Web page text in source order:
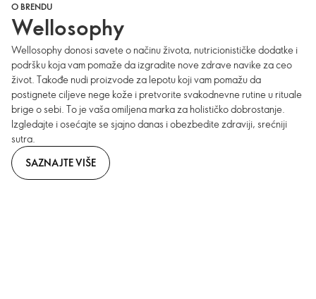
O BRENDU
Wellosophy
Wellosophy donosi savete o načinu života, nutricionističke dodatke i
podršku koja vam pomaže da izgradite nove zdrave navike za ceo
život. Takođe nudi proizvode za lepotu koji vam pomažu da
postignete ciljeve nege kože i pretvorite svakodnevne rutine u rituale
brige o sebi. To je vaša omiljena marka za holističko dobrostanje.
Izgledajte i osećajte se sjajno danas i obezbedite zdraviji, srećniji
sutra.
SAZNAJTE VIŠE